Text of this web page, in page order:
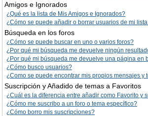
Amigos e Ignorados
¿Qué es la lista de Mis Amigos e Ignorados?
¿Cómo se puede añadir o borrar usuarios de mi
Búsqueda en los foros
¿Cómo se puede buscar en uno o varios foros?
¿Por qué mi búsqueda me devuelve ningún
¿Por qué mi búsqueda me devuelve una página en
¿Cómo busco usuarios?
¿Como se puede encontrar mis propios mensajes y
Suscripción y Añadido de temas a Favoritos
¿Cuál es la diferencia entre añadir como Favorito y
¿Cómo me suscribo a un foro o tema específico?
¿Cómo borro mis suscripciones?